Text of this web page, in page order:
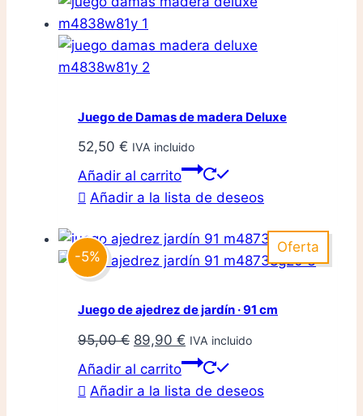
Juego de Damas de madera Deluxe
52,50 € IVA incluido
Añadir al carrito
Añadir a la lista de deseos
Oferta
-5%
Juego de ajedrez de jardín · 91 cm
95,00€ El
precio
original
89,90 € El
precio
actual
IVA incluido
Añadir al carrito
Añadir a la lista de deseos